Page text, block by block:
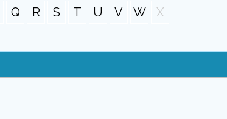
Q R S T U V W
X